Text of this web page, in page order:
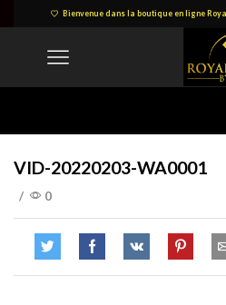
Bienvenue dans la boutique en ligne
VID-20220203-WA0001
/ 0